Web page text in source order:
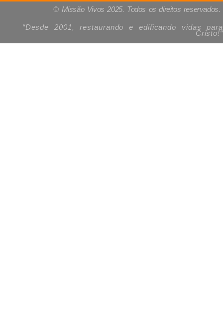
© Missão Vivos 2025. Todos os direitos reservados.
“Desde 2001, restaurando e edificando vidas para
Cristo!“